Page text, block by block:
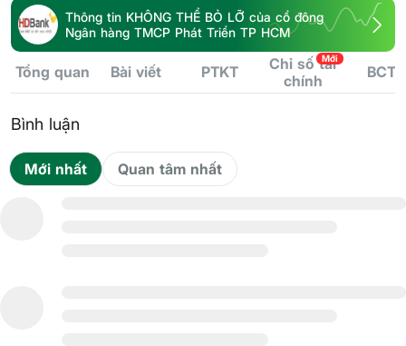
Thông tin KHÔNG THỂ BỎ LỠ của cổ đông
Ngân hàng TMCP Phát Triển TP HCM
Tổng quan Bài viết PTKT
Chỉ số tài
chính
Mới
BCTC
Bình luận
Quan tâm nhất
Mới nhất